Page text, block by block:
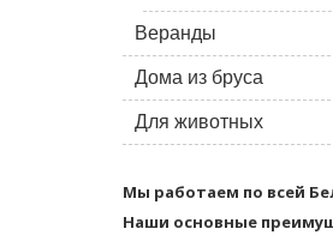
Веранды
Дома из бруса
Для животных
Мы работаем по всей
Наши основные